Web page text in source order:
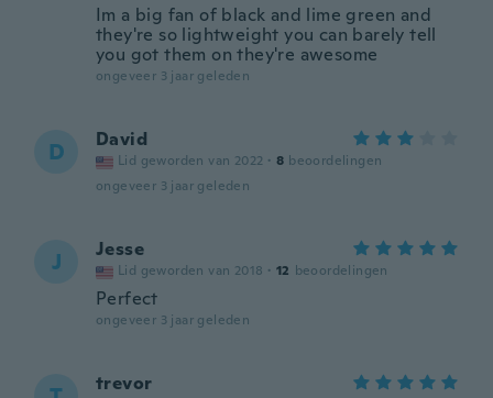
Im a big fan of black and lime green and
they're so lightweight you can barely tell
you got them on they're awesome
ongeveer 3 jaar geleden
D David
Lid geworden van 2022 · 8 beoordelingen
ongeveer 3 jaar geleden
J Jesse
Lid geworden van 2018 · 12 beoordelingen
Perfect
ongeveer 3 jaar geleden
trevor